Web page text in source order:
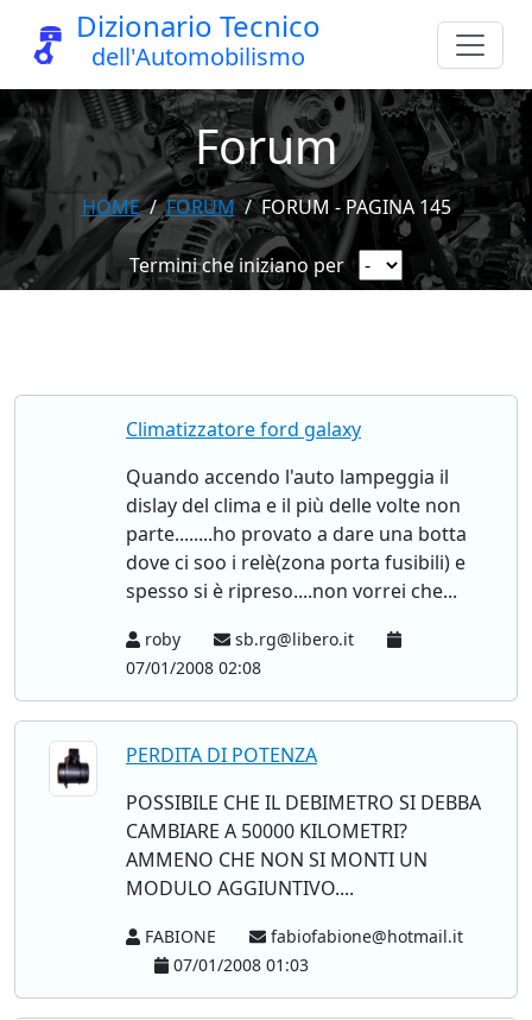
Dizionario Tecnico
dell'Automobilismo
Forum
HOME FORUM FORUM - PAGINA 145
Termini che iniziano per
Climatizzatore ford galaxy
Quando accendo l'auto lampeggia il
dislay del clima e il più delle volte non
parte........ho provato a dare una botta
dove ci soo i relè(zona porta fusibili) e
spesso si è ripreso....non vorrei che...
roby
sb.rg@libero.it
07/01/2008 02:08
PERDITA DI POTENZA
POSSIBILE CHE IL DEBIMETRO SI DEBBA
CAMBIARE A 50000 KILOMETRI?
AMMENO CHE NON SI MONTI UN
MODULO AGGIUNTIVO....
FABIONE
fabiofabione@hotmail.it
07/01/2008 01:03